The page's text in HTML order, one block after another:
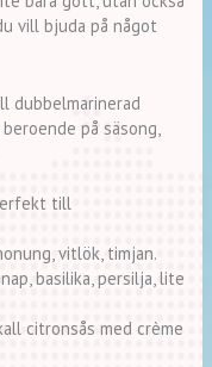
vill bjuda på något
dubbelmarinerad
på säsong,
till
vitlök, timjan.
basilika, persilja, lite
citronsås med crème